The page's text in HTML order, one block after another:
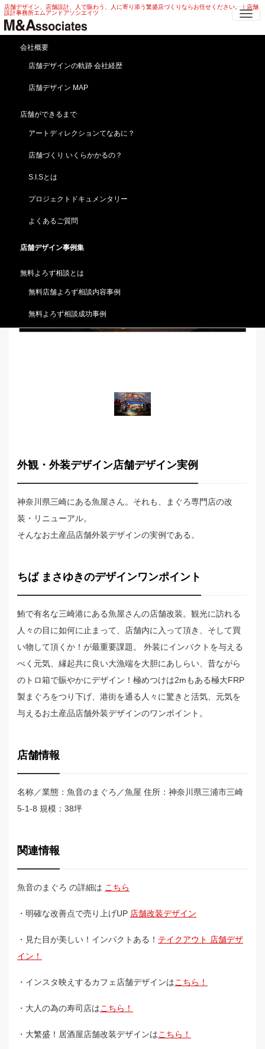
店舗デザイン、店舗設計、人で賑わう、人に寄り添う繁盛店づくりならお任せください。｜店舗
設計事務所エムアンドアソシエイツ
会社概要
店舗デザインの軌跡 会社経歴
店舗デザイン MAP
店舗ができるまで
アートディレクションてなあに？
店舗づくり いくらかかるの？
S.I.Sとは
プロジェクトドキュメンタリー
よくあるご質問
店舗デザイン事例集
無料よろず相談とは
無料店舗よろず相談内容事例
無料よろず相談成功事例
お土産品 店舗外装デザイン | 外観・フ
ァサード お土産品店舗外装デザイン
HOME 店舗デザイン事例集
舗外装デザイン
【魚音のまぐろ】神奈川／三崎（店舗改装・リニュー
アル）
外観・外装デザイン店舗デザイン実例
神奈川県三崎にある魚屋さん。それも、まぐろ専門店の改
装・リニューアル。
そんなお土産品店舗外装デザインの実例である。
ちば まさゆきのデザインワンポイント
鮪で有名な三崎港にある魚屋さんの店舗改装。観光に訪れる
人々の目に如何に止まって、店舗内に入って頂き、そして買
い物して頂くか！が最重要課題。 外装にインパクトを与える
べく元気、縁起共に良い大漁端を大胆にあしらい、昔ながら
のトロ箱で賑やかにデザイン！極めつけは2mもある極大FRP
製まぐろをつり下げ、港街を通る人々に驚きと活気、元気を
与えるお土産品店舗外装デザインのワンポイント。
店舗情報
名称／業態：魚音のまぐろ／魚屋 住所：神奈川県三浦市三崎
5-1-8 規模：38坪
関連情報
魚音のまぐろ の詳細は こちら
・明確な改善点で売り上げUP 店舗改装デザイン
・見た目が美しい！インパクトある！ テイクアウト 店舗デザ
イン！
・インスタ映えするカフェ店舗デザインはこちら！
・大人の為の寿司店はこちら！
・大繁盛！居酒屋店舗改装デザインはこちら！